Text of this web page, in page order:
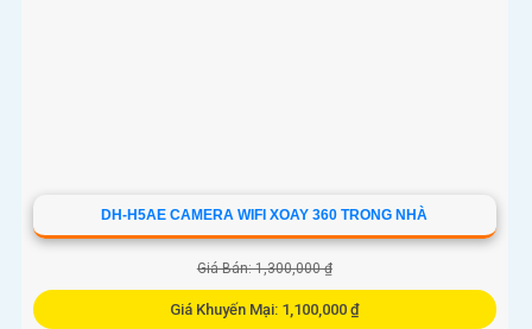
DH-H5AE CAMERA WIFI XOAY 360 TRONG NHÀ
Giá Bán: 1,300,000 ₫
Giá Khuyến Mại: 1,100,000 ₫